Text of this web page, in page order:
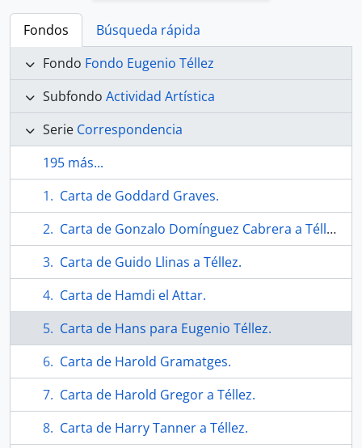
Fondos
Búsqueda rápida
Fondo Fondo Eugenio Téllez
Subfondo Actividad Artística
Serie Correspondencia
195 más...
Carta de Goddard Graves.
Carta de Gonzalo Domínguez Cabrera a Téllez.
Carta de Guido Llinas a Téllez.
Carta de Hamdi el Attar.
Carta de Hans para Eugenio Téllez.
Carta de Harold Gramatges.
Carta de Harold Gregor a Téllez.
Carta de Harry Tanner a Téllez.